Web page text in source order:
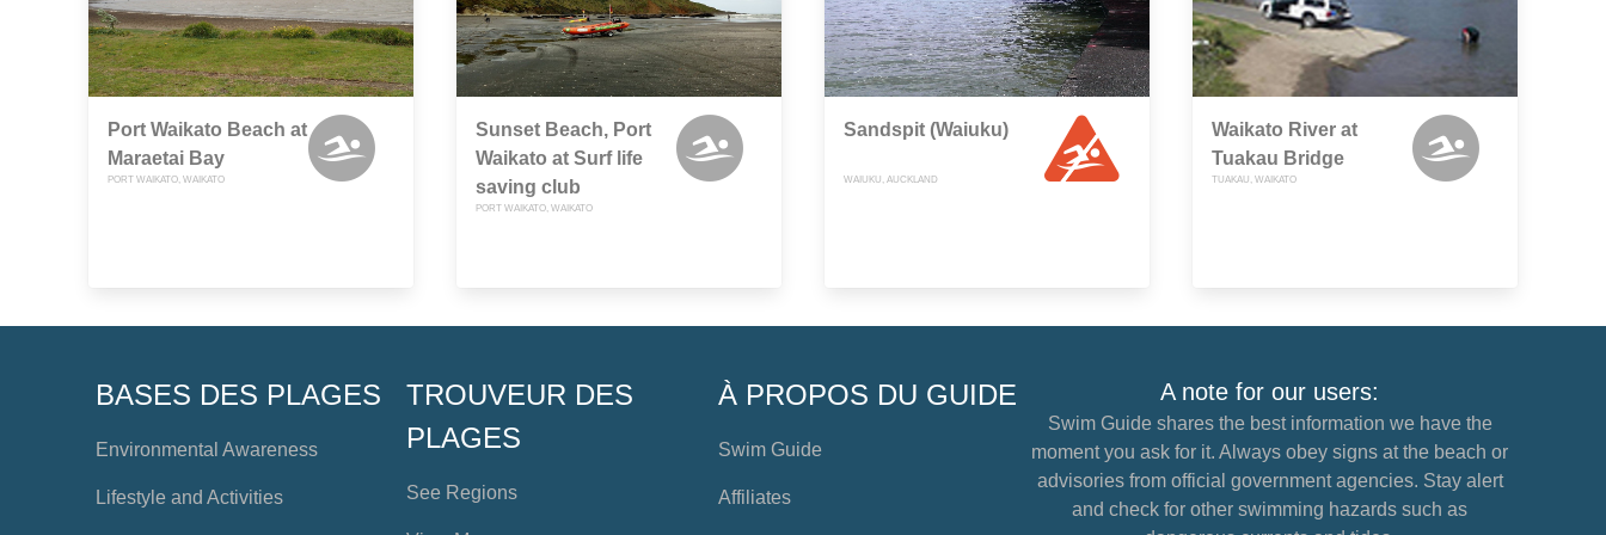
Port Waikato Beach at
Maraetai Bay
PORT WAIKATO, WAIKATO
Sunset Beach, Port
Waikato at Surf life
saving club
PORT WAIKATO, WAIKATO
Sandspit (Waiuku)
WAIUKU, AUCKLAND
Waikato River at
Tuakau Bridge
TUAKAU, WAIKATO
BASES DES PLAGES
Environmental Awareness
Lifestyle and Activities
TROUVEUR DES
PLAGES
See Regions
À PROPOS DU GUIDE
Swim Guide
Affiliates
A note for our users:
Swim Guide shares the best information we have the
moment you ask for it. Always obey signs at the beach or
advisories from official government agencies. Stay alert
and check for other swimming hazards such as